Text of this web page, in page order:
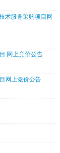
术服务采购项目网
网上竞价公告
网上竞价公告